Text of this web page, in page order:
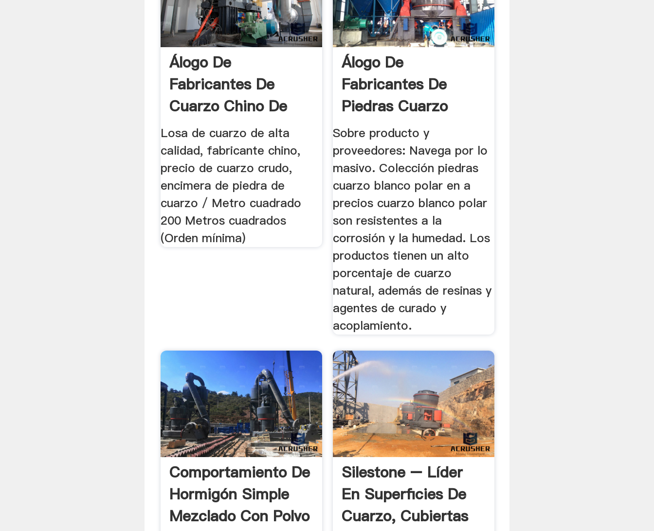
Álogo De
Fabricantes De
Cuarzo Chino De
Alta Calidad Y ...
Losa de cuarzo de alta
calidad, fabricante chino,
precio de cuarzo crudo,
encimera de piedra de
cuarzo / Metro cuadrado
200 Metros cuadrados
(Orden mínima)
Álogo De
Fabricantes De
Piedras Cuarzo
Blanco Polar De ...
Sobre producto y
proveedores: Navega por lo
masivo. Colección piedras
cuarzo blanco polar en a
precios cuarzo blanco polar
son resistentes a la
corrosión y la humedad. Los
productos tienen un alto
porcentaje de cuarzo
natural, además de resinas y
agentes de curado y
acoplamiento.
Comportamiento De
Hormigón Simple
Mezclado Con Polvo
Silestone – Líder
En Superficies De
Cuarzo, Cubiertas